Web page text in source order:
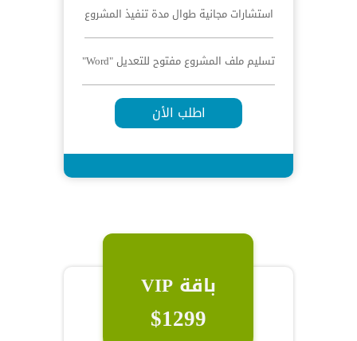
استشارات مجانية طوال مدة تنفيذ المشروع
تسليم ملف المشروع مفتوح للتعديل "Word"
اطلب الأن
باقة VIP
$1299